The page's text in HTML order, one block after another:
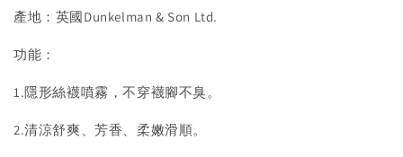
產地：英國Dunkelman & Son Ltd.
功能：
1.隱形絲襪噴霧，不穿襪腳不臭。
2.清涼舒爽、芳香、柔嫩滑順。